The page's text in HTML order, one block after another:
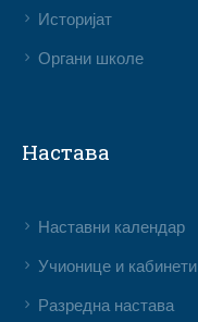
Историјат
Органи школе
Настава
Наставни календар
Учионице и кабинети
Разредна настава